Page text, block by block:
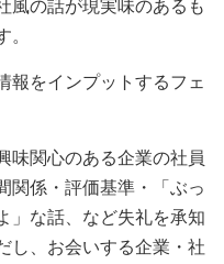
風の話が現実味のあるも
報をインプットするフェ
味関心のある企業の社員
関係・評価基準・「ぶっ
」な話、など失礼を承知
し、お会いする企業・社